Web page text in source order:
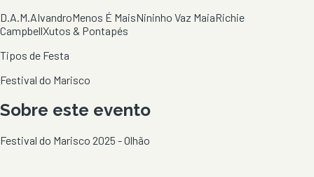
D.A.M.AIvandroMenos É MaisNininho Vaz MaiaRichie
CampbellXutos & Pontapés
Tipos de Festa
Festival do Marisco
Sobre este evento
Festival do Marisco 2025 - Olhão